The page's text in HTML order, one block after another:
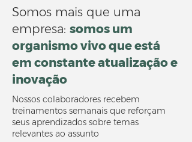
Somos mais que uma
empresa: somos um
organismo vivo que está
em constante atualização e
inovação
Nossos colaboradores recebem
treinamentos semanais que reforçam
seus aprendizados sobre temas
relevantes ao assunto